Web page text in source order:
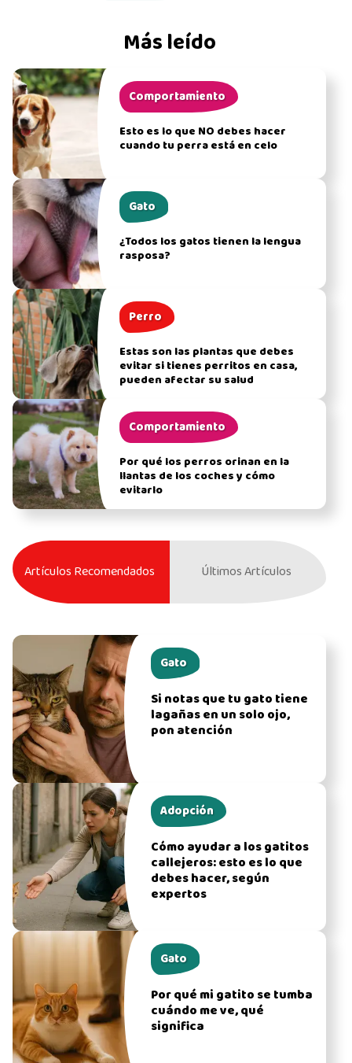
Más leído
Comportamiento
Esto es lo que NO debes hacer
cuando tu perra está en celo
Gato
¿Todos los gatos tienen la lengua
rasposa?
Perro
Estas son las plantas que debes
evitar si tienes perritos en casa,
pueden afectar su salud
Comportamiento
Por qué los perros orinan en la
llantas de los coches y cómo
evitarlo
Artículos Recomendados Últimos Artículos
Gato
Si notas que tu gato tiene
lagañas en un solo ojo,
pon atención
Adopción
Cómo ayudar a los gatitos
callejeros: esto es lo que
debes hacer, según
expertos
Gato
Por qué mi gatito se tumba
cuándo me ve, qué
significa